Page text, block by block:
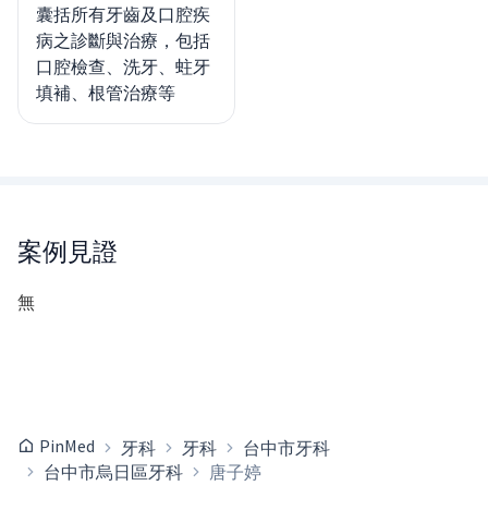
囊括所有牙齒及口腔疾
病之診斷與治療，包括
口腔檢查、洗牙、蛀牙
填補、根管治療等
案例見證
無
PinMed 牙科 牙科
台中市牙科
台中市烏日區牙科
唐子婷